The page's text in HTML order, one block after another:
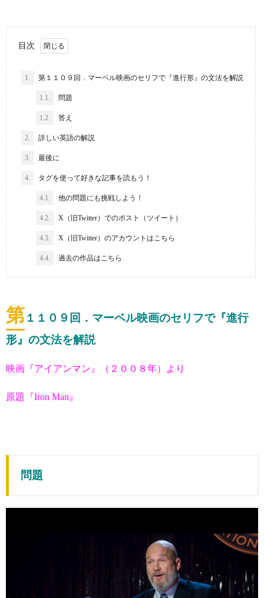
目次
1. 第１１０９回．マーベル映画のセリフで『進行形』の文法を解説
1.1. 問題
1.2. 答え
2. 詳しい英語の解説
3. 最後に
4. タグを使って好きな記事を読もう！
4.1. 他の問題にも挑戦しよう！
4.2. X（旧Twitter）でのポスト（ツイート）
4.3. X（旧Twitter）のアカウントはこちら
4.4. 過去の作品はこちら
第 １１０９ 回．マーベル映画のセリフで『進行
形』の文法を解説
映画『アイアンマン』（２００８年）より
原題『Iron Man』
問題